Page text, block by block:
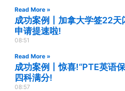
Read More »
成功案例丨加拿大学签22天
申请提速啦!
08:51
Read More »
成功案例丨惊喜!“PTE英语
四科满分!
08:57